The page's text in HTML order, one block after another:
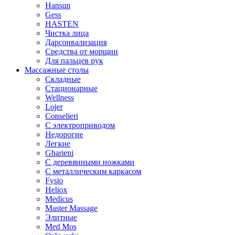
Hansun
Gess
HASTEN
Чистка лица
Дарсонвализация
Средства от морщин
Для пальцев рук
Массажные столы
Складные
Стационарные
Wellness
Lojer
Conselieri
С электроприводом
Недорогие
Легкие
Gharieni
С деревянными ножками
С металлическим каркасом
Fysio
Heliox
Medicus
Master Massage
Элитные
Med Mos